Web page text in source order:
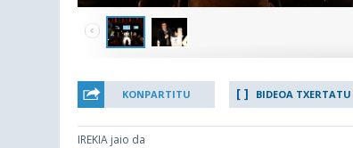
KONPARTITU BIDEOA TXERTATU
IREKIA jaio da